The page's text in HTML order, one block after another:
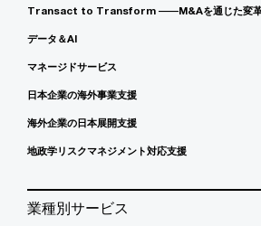
Transact to Transform ――M&Aを通じた変革
データ＆AI
マネージドサービス
日本企業の海外事業支援
海外企業の日本展開支援
地政学リスクマネジメント対応支援
業種別サービス